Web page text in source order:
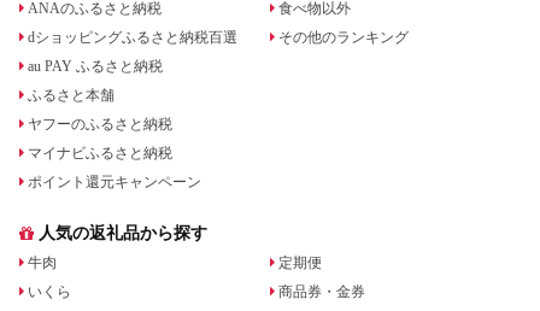
ANAのふるさと納税
dショッピングふるさと納税百選
au PAY ふるさと納税
ふるさと本舗
ヤフーのふるさと納税
マイナビふるさと納税
ポイント還元キャンペーン
食べ物以外
その他のランキング
人気の返礼品から探す
牛肉
いくら
定期便
商品券・金券